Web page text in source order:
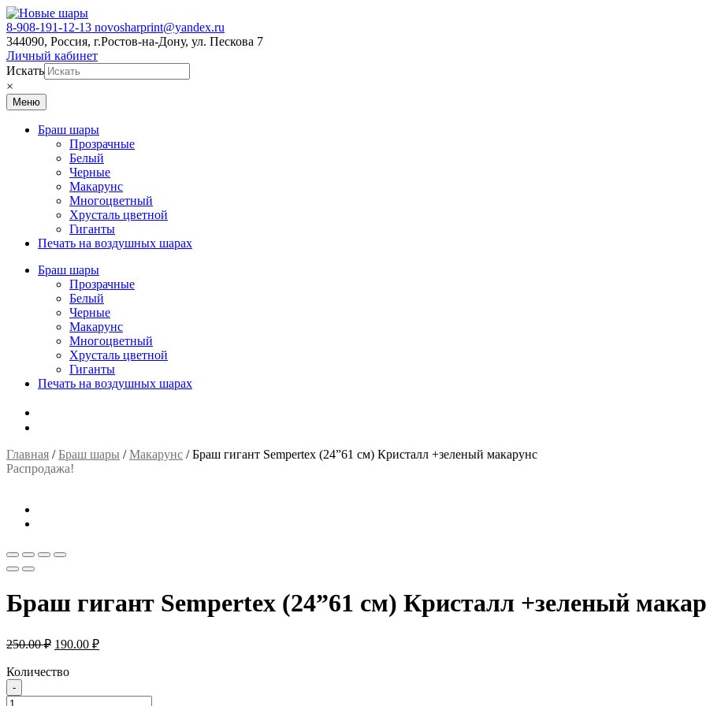
Перейти
к
навигации
Перейти
к
содержимому
8-908-191-12-13 novosharprint@yandex.ru
344090, Россия, г.Ростов-на-Дону, ул. Пескова 7
Личный кабинет
Искать
×
Меню
Браш шары
Прозрачные
Белый
Черные
Макарунс
Многоцветный
Хрусталь цветной
Гиганты
Печать на воздушных шарах
Браш шары
Прозрачные
Белый
Черные
Макарунс
Многоцветный
Хрусталь цветной
Гиганты
Печать на воздушных шарах
Главная /Браш шары /Макарунс /Браш гигант Sempertex (24”61 см) Кристалл +зеленый макарунс
Распродажа!
Браш гигант Sempertex (24”61 см) Кристалл +зеленый
250.00₽ Первоначальная
составляла
190.00 ₽Текущая
Количество
-
Количество